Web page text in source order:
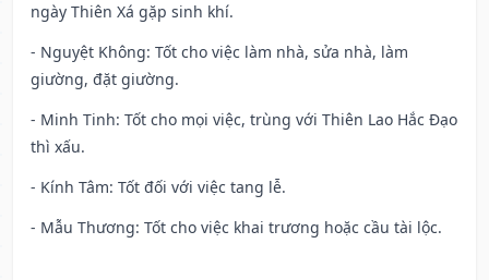
ngày Thiên Xá gặp sinh khí.
- Nguyệt Không: Tốt cho việc làm nhà, sửa nhà, làm
giường, đặt giường.
- Minh Tinh: Tốt cho mọi việc, trùng với Thiên Lao Hắc Đạo
thì xấu.
- Kính Tâm: Tốt đối với việc tang lễ.
- Mẫu Thương: Tốt cho việc khai trương hoặc cầu tài lộc.